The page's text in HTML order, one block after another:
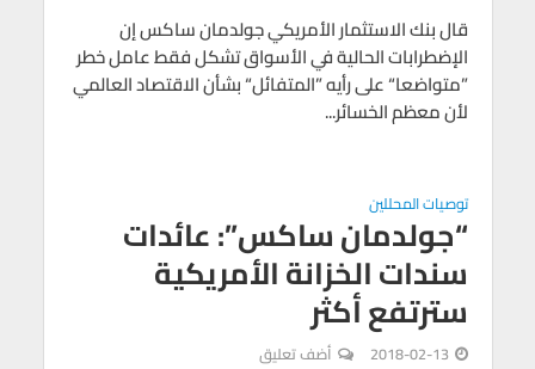
قال بنك الاستثمار الأمريكي جولدمان ساكس إن
الإضطرابات الحالية في الأسواق تشكل فقط عامل خطر
”متواضعا“ على رأيه ”المتفائل“ بشأن الاقتصاد العالمي
لأن معظم الخسائر...
توصيات المحللين
“جولدمان ساكس”: عائدات
سندات الخزانة الأمريكية
سترتفع أكثر
2018-02-13 أضف تعليق